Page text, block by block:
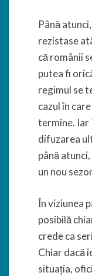
Până
rezistase
că românii
putea fi
regimul se
cazul în
termine. Iar
difuzarea
până
un nou
În viziunea
posibilă
crede ca
Chiar dacă
situația,